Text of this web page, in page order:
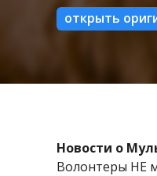
открыть
Новости о
Волонтеры НЕ